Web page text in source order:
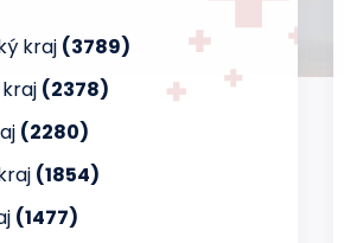
kraj (3789)
(2378)
(2280)
(1854)
(1477)